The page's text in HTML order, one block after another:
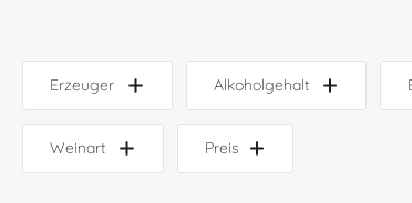
Erzeuger Alkoholgehalt
Weinart Preis